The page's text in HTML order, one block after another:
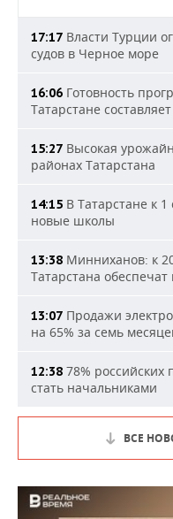
17:17 Власти Турции
судов в Черное море
16:06 Готовность
Татарстане
15:27 Высокая
районах Татарстана
14:15 В Татарстане к
новые школы
13:38 Минниханов: к
Татарстана
13:07 Продажи
на 65% за семь
12:38 78% российских
стать начальниками
ВСЕ